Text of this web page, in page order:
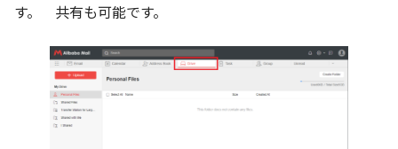
す。 共有も可能です。